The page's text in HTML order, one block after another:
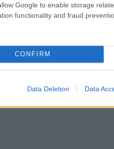
Google to enable storage
functionality and fraud
CONFIRM
Data Deletion Data